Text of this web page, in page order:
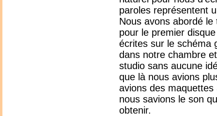
paroles représentent
Nous avons abordé
pour le premier
écrites sur le schéma
dans notre chambre
studio sans aucune
que là nous avions
avions des
nous savions le son
obtenir.